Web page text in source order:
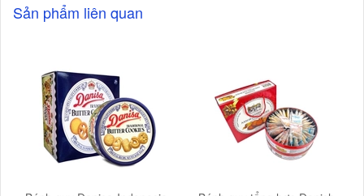
Sản phẩm liên quan